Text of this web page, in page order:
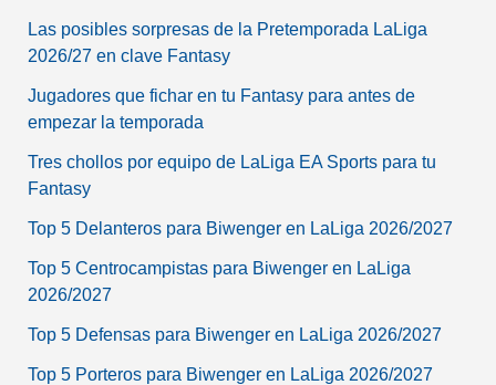
Las posibles sorpresas de la Pretemporada LaLiga
2026/27 en clave Fantasy
Jugadores que fichar en tu Fantasy para antes de
empezar la temporada
Tres chollos por equipo de LaLiga EA Sports para tu
Fantasy
Top 5 Delanteros para Biwenger en LaLiga 2026/2027
Top 5 Centrocampistas para Biwenger en LaLiga
2026/2027
Top 5 Defensas para Biwenger en LaLiga 2026/2027
Top 5 Porteros para Biwenger en LaLiga 2026/2027